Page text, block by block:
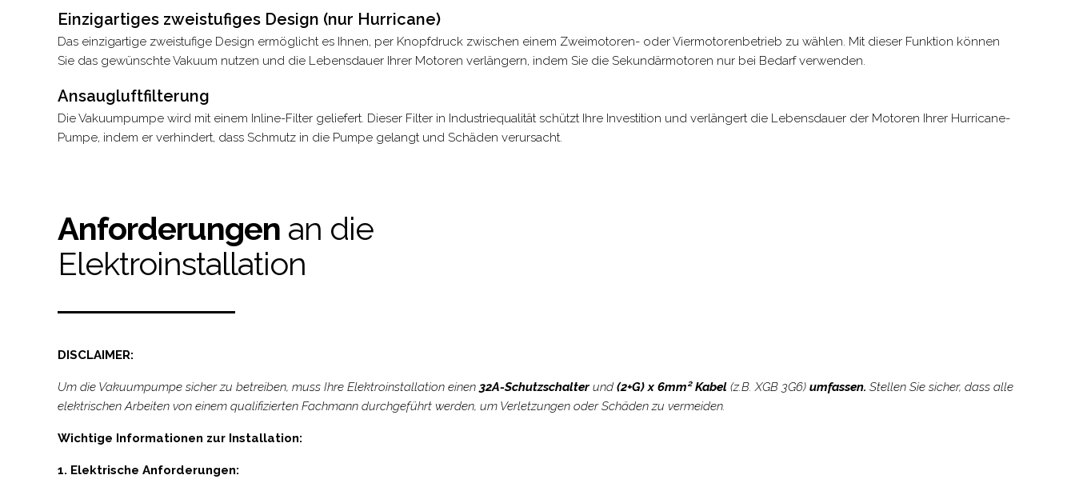
Einzigartiges zweistufiges Design (nur Hurricane)
Das einzigartige zweistufige Design ermöglicht es Ihnen, per Knopfdruck zwischen einem Zweimotoren- oder Viermotorenbetrieb zu wählen. Mit dieser Funktion können
Sie das gewünschte Vakuum nutzen und die Lebensdauer Ihrer Motoren verlängern, indem Sie die Sekundärmotoren nur bei Bedarf verwenden.
Ansaugluftfilterung
Die Vakuumpumpe wird mit einem Inline-Filter geliefert. Dieser Filter in Industriequalität schützt Ihre Investition und verlängert die Lebensdauer der Motoren Ihrer Hurricane-
Pumpe, indem er verhindert, dass Schmutz in die Pumpe gelangt und Schäden verursacht.
Anforderungen an die
Elektroinstallation
DISCLAIMER:
Um die Vakuumpumpe sicher zu betreiben, muss Ihre Elektroinstallation einen 32A-Schutzschalterund (2+G) x 6mm² Kabel (z.B. XGB 3G6) umfassen. Stellen Sie sicher, dass alle
elektrischen Arbeiten von einem qualifizierten Fachmann durchgeführt werden, um Verletzungen oder Schäden zu vermeiden.
Wichtige Informationen zur Installation:
1. Elektrische Anforderungen: